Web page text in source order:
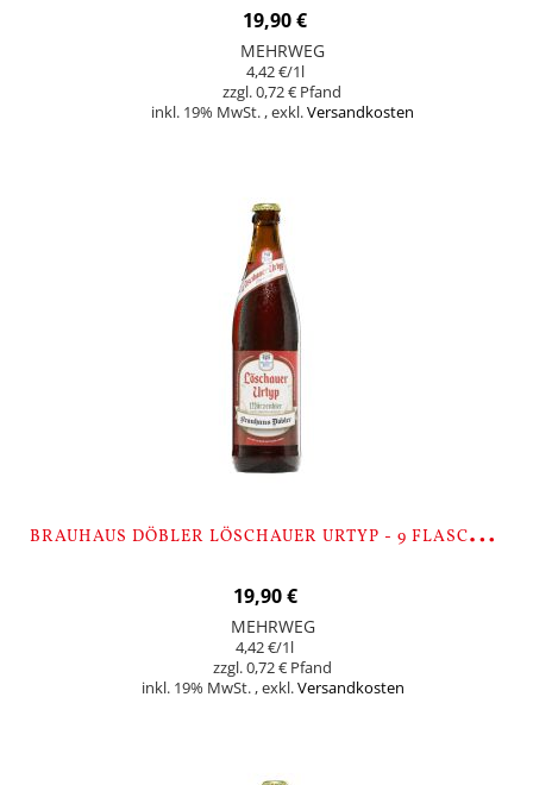
19,90 €
MEHRWEG
4,42 €/1l
0,72 €
inkl. 19% MwSt. ,exkl.Versandkosten
B
RAUHAUS DÖBLER LÖSCHAUER URTYP - 9 FLASCHEN
19,90 €
MEHRWEG
4,42 €/1l
0,72 €
inkl. 19% MwSt. ,exkl.Versandkosten